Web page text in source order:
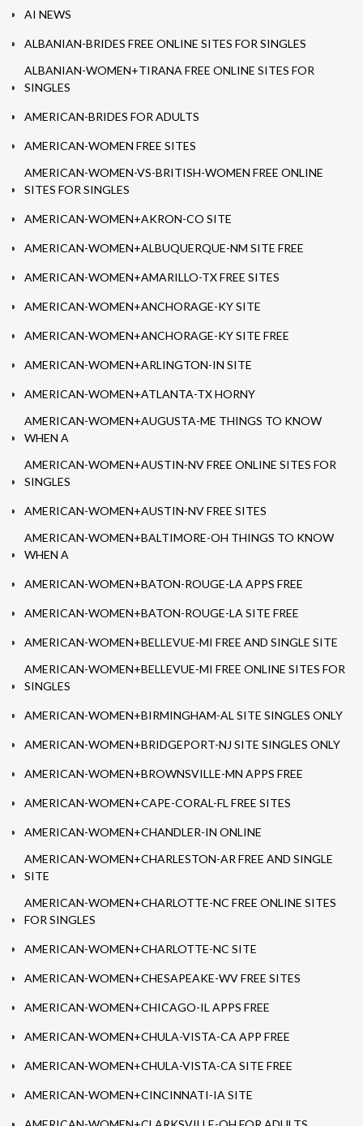
AI NEWS
ALBANIAN-BRIDES FREE ONLINE SITES FOR SINGLES
ALBANIAN-WOMEN+TIRANA FREE ONLINE SITES FOR
SINGLES
AMERICAN-BRIDES FOR ADULTS
AMERICAN-WOMEN FREE SITES
AMERICAN-WOMEN-VS-BRITISH-WOMEN FREE ONLINE
SITES FOR SINGLES
AMERICAN-WOMEN+AKRON-CO SITE
AMERICAN-WOMEN+ALBUQUERQUE-NM SITE FREE
AMERICAN-WOMEN+AMARILLO-TX FREE SITES
AMERICAN-WOMEN+ANCHORAGE-KY SITE
AMERICAN-WOMEN+ANCHORAGE-KY SITE FREE
AMERICAN-WOMEN+ARLINGTON-IN SITE
AMERICAN-WOMEN+ATLANTA-TX HORNY
AMERICAN-WOMEN+AUGUSTA-ME THINGS TO KNOW
WHEN A
AMERICAN-WOMEN+AUSTIN-NV FREE ONLINE SITES FOR
SINGLES
AMERICAN-WOMEN+AUSTIN-NV FREE SITES
AMERICAN-WOMEN+BALTIMORE-OH THINGS TO KNOW
WHEN A
AMERICAN-WOMEN+BATON-ROUGE-LA APPS FREE
AMERICAN-WOMEN+BATON-ROUGE-LA SITE FREE
AMERICAN-WOMEN+BELLEVUE-MI FREE AND SINGLE SITE
AMERICAN-WOMEN+BELLEVUE-MI FREE ONLINE SITES FOR
SINGLES
AMERICAN-WOMEN+BIRMINGHAM-AL SITE SINGLES ONLY
AMERICAN-WOMEN+BRIDGEPORT-NJ SITE SINGLES ONLY
AMERICAN-WOMEN+BROWNSVILLE-MN APPS FREE
AMERICAN-WOMEN+CAPE-CORAL-FL FREE SITES
AMERICAN-WOMEN+CHANDLER-IN ONLINE
AMERICAN-WOMEN+CHARLESTON-AR FREE AND SINGLE
SITE
AMERICAN-WOMEN+CHARLOTTE-NC FREE ONLINE SITES
FOR SINGLES
AMERICAN-WOMEN+CHARLOTTE-NC SITE
AMERICAN-WOMEN+CHESAPEAKE-WV FREE SITES
AMERICAN-WOMEN+CHICAGO-IL APPS FREE
AMERICAN-WOMEN+CHULA-VISTA-CA APP FREE
AMERICAN-WOMEN+CHULA-VISTA-CA SITE FREE
AMERICAN-WOMEN+CINCINNATI-IA SITE